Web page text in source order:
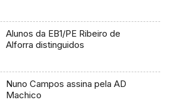
Alunos da EB1/PE Ribeiro de
Alforra distinguidos
Nuno Campos assina pela AD
Machico